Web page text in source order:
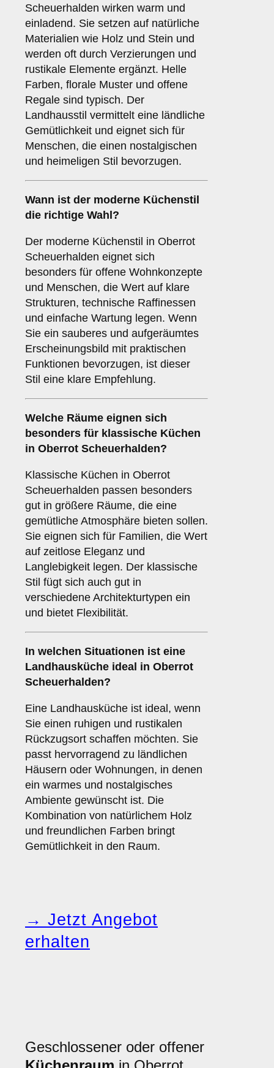
Scheuerhalden wirken warm und
einladend. Sie setzen auf natürliche
Materialien wie Holz und Stein und
werden oft durch Verzierungen und
rustikale Elemente ergänzt. Helle
Farben, florale Muster und offene
Regale sind typisch. Der
Landhausstil vermittelt eine ländliche
Gemütlichkeit und eignet sich für
Menschen, die einen nostalgischen
und heimeligen Stil bevorzugen.
Wann ist der moderne Küchenstil
die richtige Wahl?
Der moderne Küchenstil in Oberrot
Scheuerhalden eignet sich
besonders für offene Wohnkonzepte
und Menschen, die Wert auf klare
Strukturen, technische Raffinessen
und einfache Wartung legen. Wenn
Sie ein sauberes und aufgeräumtes
Erscheinungsbild mit praktischen
Funktionen bevorzugen, ist dieser
Stil eine klare Empfehlung.
Welche Räume eignen sich
besonders für klassische Küchen
in Oberrot Scheuerhalden?
Klassische Küchen in Oberrot
Scheuerhalden passen besonders
gut in größere Räume, die eine
gemütliche Atmosphäre bieten sollen.
Sie eignen sich für Familien, die Wert
auf zeitlose Eleganz und
Langlebigkeit legen. Der klassische
Stil fügt sich auch gut in
verschiedene Architekturtypen ein
und bietet Flexibilität.
In welchen Situationen ist eine
Landhausküche ideal in Oberrot
Scheuerhalden?
Eine Landhausküche ist ideal, wenn
Sie einen ruhigen und rustikalen
Rückzugsort schaffen möchten. Sie
passt hervorragend zu ländlichen
Häusern oder Wohnungen, in denen
ein warmes und nostalgisches
Ambiente gewünscht ist. Die
Kombination von natürlichem Holz
und freundlichen Farben bringt
Gemütlichkeit in den Raum.
→ Jetzt Angebot
erhalten
Geschlossener oder offener